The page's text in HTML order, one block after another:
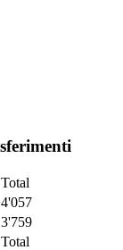
Total
4'057
3'759
Total